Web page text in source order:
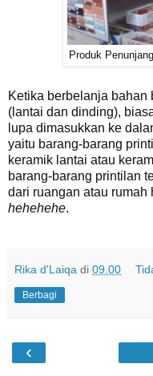
Produk
Ketika berbelanja
(lantai dan dinding),
lupa dimasukkan ke
yaitu barang-barang
keramik lantai atau
barang-barang printilan
dari ruangan atau rumah
hehehehe.
Rika d'Laiqa di 09.00
Berbagi
‹